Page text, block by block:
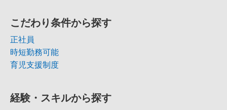
こだわり条件から探す
正社員
時短勤務可能
育児支援制度
経験・スキルから探す